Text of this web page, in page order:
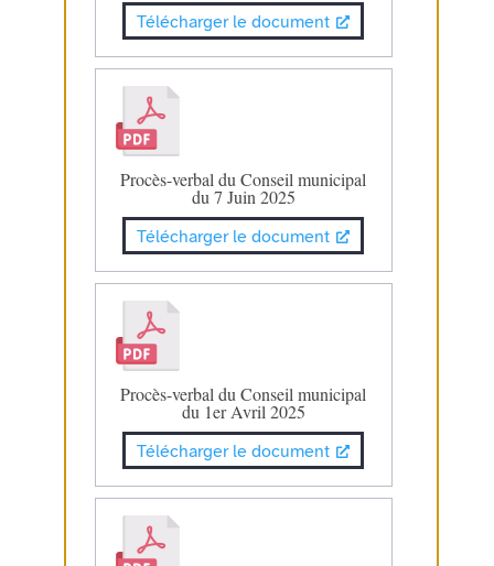
Télécharger le document
Procès-verbal du Conseil municipal
du 7 Juin 2025
Télécharger le document
Procès-verbal du Conseil municipal
du 1er Avril 2025
Télécharger le document